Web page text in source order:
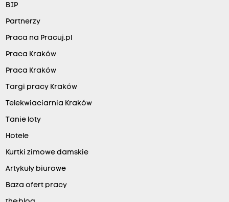
BIP
Partnerzy
Praca na Pracuj.pl
Praca Kraków
Praca Kraków
Targi pracy Kraków
Telekwiaciarnia Kraków
Tanie loty
Hotele
Kurtki zimowe damskie
Artykuły biurowe
Baza ofert pracy